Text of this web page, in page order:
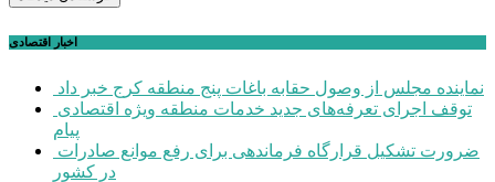
اخبار اقتصادی
نماینده مجلس از وصول حقابه باغات پنج منطقه کرج خبر داد
پیام
در کشور